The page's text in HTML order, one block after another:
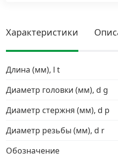
Комплекты и наборы
Кронштейны и крюки
Метрический крепеж
Электро и
Характеристики
Длина (мм), l t
Диаметр головки (мм), d g
Диаметр стержня (мм), d p
Диаметр резьбы (мм), d r
Обозначение